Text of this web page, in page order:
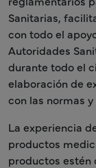
Sanitarias,
con todo el
Autoridades
durante todo el
elaboración de
con las normas
La experiencia
productos
productos estén